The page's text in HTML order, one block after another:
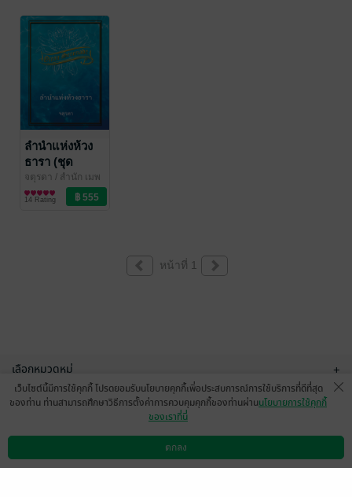
ลำนำแห่งห้วง
ธารา (ชุด
Ocean
Serenade)
จตุรดา / สำนัก เมพ
หมี พิมพ์
นิยายแฟนตาซี
14 Rating
หน้าที่ 1
เลือกหมวดหมู่ +
บริการช่วยเหลือ
กลุ่มธุรกิจในเครือ +
ดาวน์โหลดแอป วิธีการใช้งาน ติดต่อเรา
เว็บไซต์นี้มีการใช้คุกกี้ โปรดยอมรับนโยบายคุกกี้เพื่อประสบการณ์การใช้บริการที่ดีที่สุด
ของท่าน ท่านสามารถศึกษาวิธีการตั้งค่าการควบคุมคุกกี้ของท่านผ่านนโยบายการใช้คุกกี้
ของเราที่นี่
ตกลง